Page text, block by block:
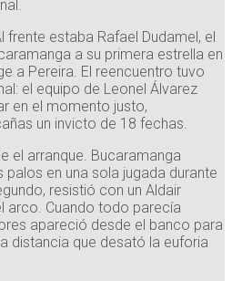
frente estaba Rafael Dudamel, el
a su primera estrella en
a Pereira. El reencuentro tuvo
el equipo de Leonel Álvarez
en el momento justo,
un invicto de 18 fechas.
el arranque. Bucaramanga
en una sola jugada durante
resistió con un Aldair
arco. Cuando todo parecía
apareció desde el banco para
distancia que desató la euforia